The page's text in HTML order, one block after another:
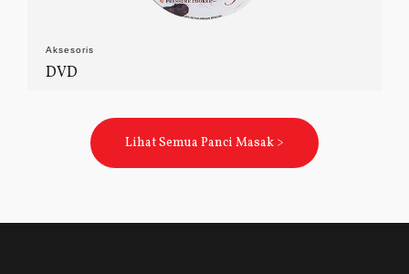
Aksesoris
DVD
Lihat Semua Panci Masak >